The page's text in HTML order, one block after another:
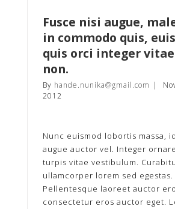
Fusce nisi augue,
in commodo quis,
quis orci integer
non.
By hande.nunika@gmail.com |
2012
Nunc euismod lobortis massa,
augue auctor vel. Integer
turpis vitae vestibulum.
ullamcorper lorem sed egestas.
Pellentesque laoreet auctor
consectetur eros auctor eget.